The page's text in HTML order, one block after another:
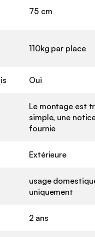
75 cm
110kg par place
Oui
Le montage est
simple, une
fournie
Extérieure
usage
uniquement
2 ans